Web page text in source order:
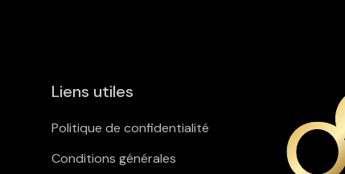
Liens utiles
Politique de confidentialité
Conditions générales